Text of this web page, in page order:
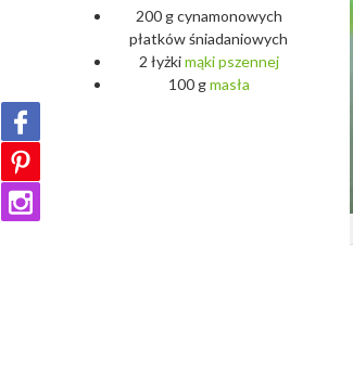
200 g cynamonowych
płatków śniadaniowych
2 łyżkimąki pszennej
100 gmasła